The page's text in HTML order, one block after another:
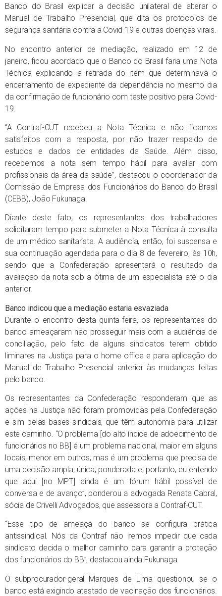
Banco do Brasil explicar a decisão unilateral de alterar o
Manual de Trabalho Presencial, que dita os protocolos de
segurança sanitária contra a Covid-19 e outras doenças virais.
No encontro anterior de mediação, realizado em 12 de
janeiro, ficou acordado que o Banco do Brasil faria uma Nota
Técnica explicando a retirada do item que determinava o
encerramento de expediente da dependência no mesmo dia
da confirmação de funcionário com teste positivo para Covid-
19.
“A Contraf-CUT recebeu a Nota Técnica e não ficamos
satisfeitos com a resposta, por não trazer respaldo de
estudos e dados de entidades da Saúde. Além disso,
recebemos a nota sem tempo hábil para avaliar com
profissionais da área da saúde”, destacou o coordenador da
Comissão de Empresa dos Funcionários do Banco do Brasil
(CEBB), João Fukunaga.
Diante deste fato, os representantes dos trabalhadores
solicitaram tempo para submeter a Nota Técnica à consulta
de um médico sanitarista. A audiência, então, foi suspensa e
sua continuação agendada para o dia 8 de fevereiro, às 10h,
sendo que a Confederação apresentará o resultado da
avaliação da nota sob a ótima de um especialista até o dia
anterior.
Banco indicou que a mediação estaria esvaziada
Durante o encontro desta quinta-feira, os representantes do
banco ameaçaram não prosseguir mais com a audiência de
conciliação, pelo fato de alguns sindicatos terem obtido
liminares na Justiça para o home office e para aplicação do
Manual de Trabalho Presencial anterior às mudanças feitas
pelo banco.
Os representantes da Confederação responderam que as
ações na Justiça não foram promovidas pela Confederação
e sim pelas bases sindicais, que têm autonomia para utilizar
este caminho. “O problema [do alto índice de adoecimento de
funcionários no BB] é um problema nacional, maior em alguns
locais, menor em outros, mas é um problema que precisa de
uma decisão ampla, única, ponderada e, portanto, eu entendo
que aqui [no MPT] ainda é um fórum hábil possível de
conversa e de avanço”, ponderou a advogada Renata Cabral,
sócia de Crivelli Advogados, que assessora a Contraf-CUT.
“Esse tipo de ameaça do banco se configura prática
antissindical. Nós da Contraf não iremos impedir que cada
sindicato decida o melhor caminho para garantir a proteção
dos funcionários do BB”, destacou ainda Fukunaga.
O subprocurador-geral Marques de Lima questionou se o
banco está exigindo atestado de vacinação dos funcionários.